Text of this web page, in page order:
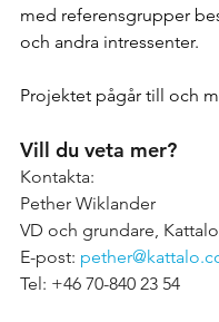
med referensgrupper
och andra intressenter.
Projektet pågår till och
Vill du veta mer?
Kontakta:
Pether Wiklander
VD och grundare, Kattalo
E-post:
Tel: +46 70-840 23 54